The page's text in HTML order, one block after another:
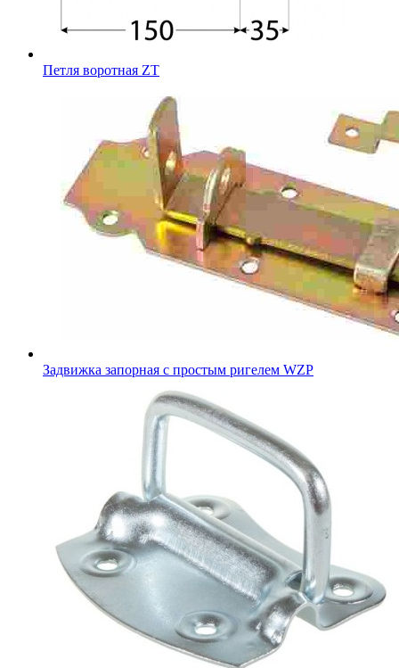
Петля воротная ZT
Задвижка запорная с простым ригелем WZP